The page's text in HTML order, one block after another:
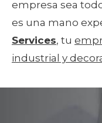
empresa sea
es una mano
Services, tu
industrial y